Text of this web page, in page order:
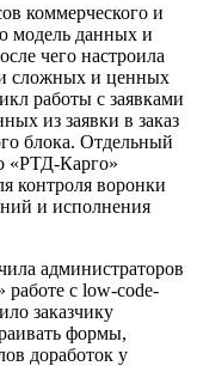
коммерческого и
модель данных и
чего настроила
сложных и ценных
работы с заявками
из заявки в заказ
блока. Отдельный
«РТД-Карго»
контроля воронки
и исполнения
администраторов
с low-code-
заказчику
формы,
доработок у